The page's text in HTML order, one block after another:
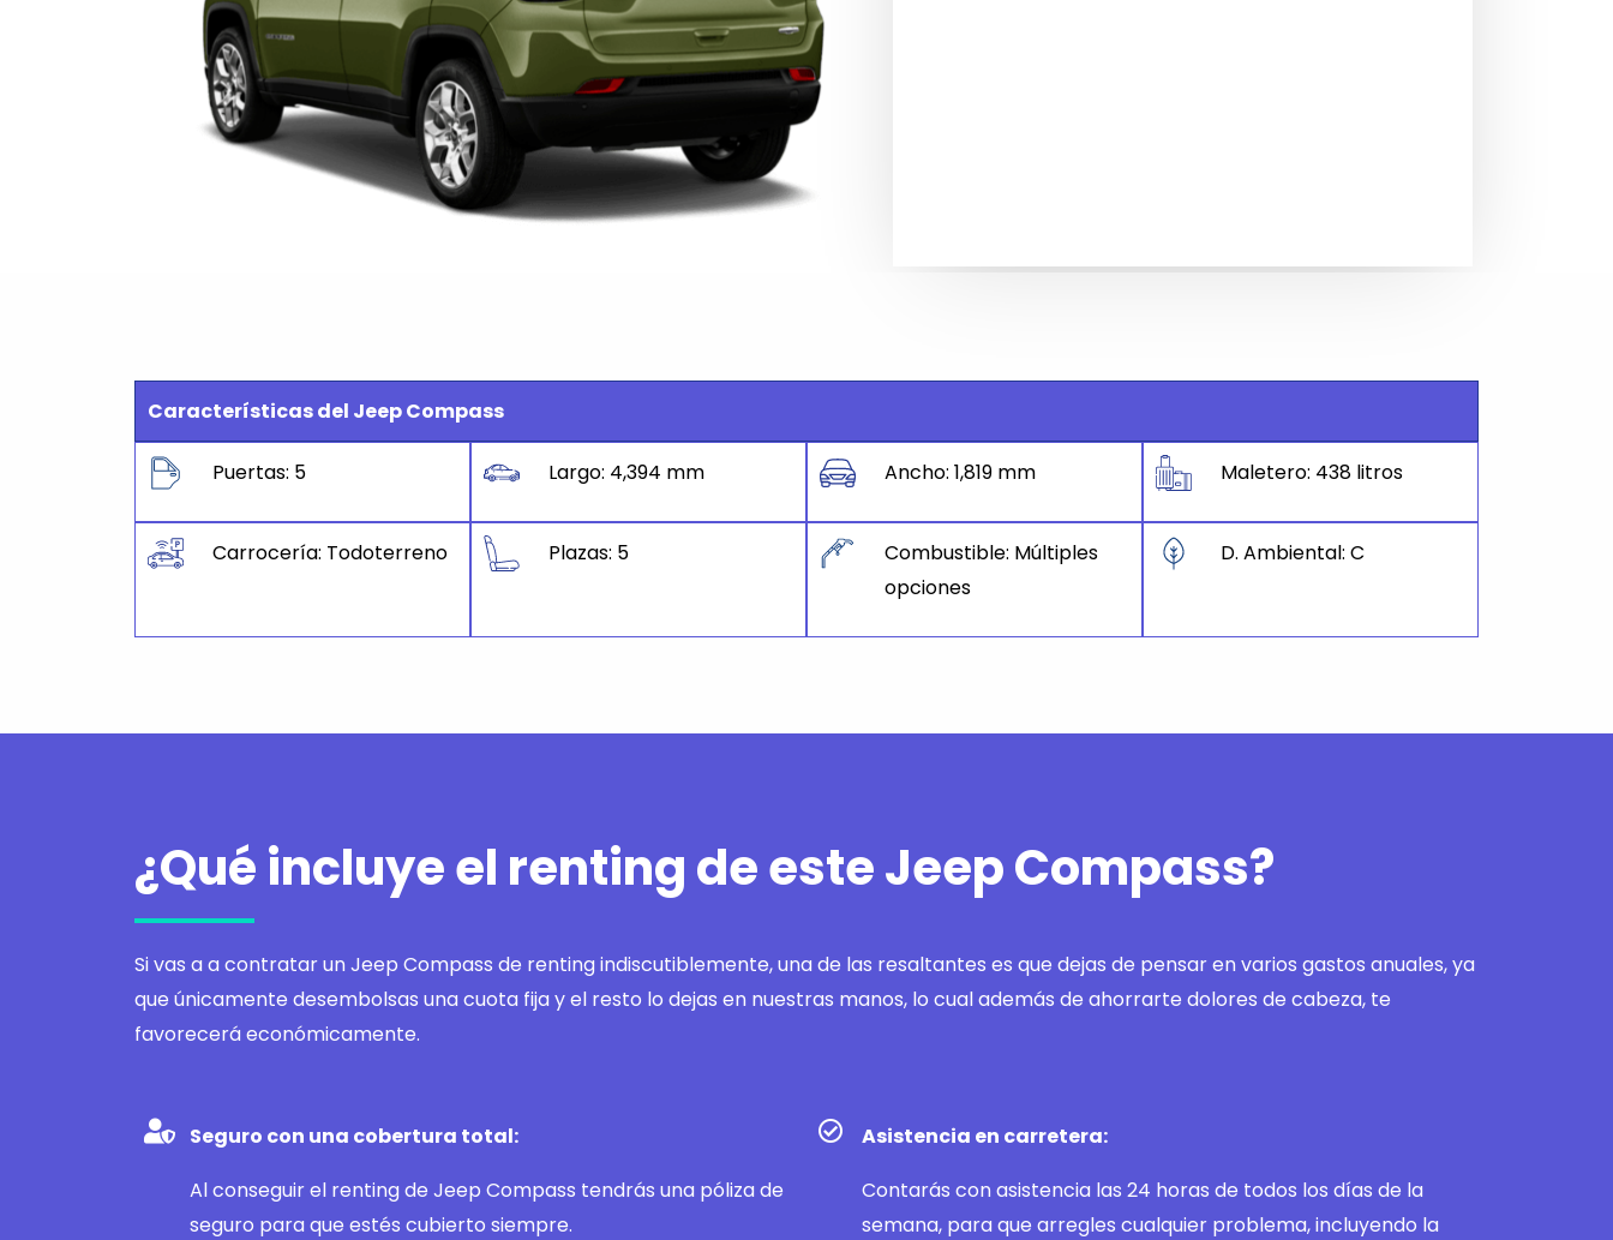
Características del Jeep Compass
Puertas: 5 Largo: 4,394 mm Ancho: 1,819 mm Maletero: 438 litros
Carrocería: Todoterreno Plazas: 5
Combustible: Múltiples
opciones
D. Ambiental: C
¿Qué incluye el renting de este Jeep Compass?
Si vas a a contratar un Jeep Compass de renting indiscutiblemente, una de las resaltantes es que dejas de pensar en varios gastos anuales, ya
que únicamente desembolsas una cuota fija y el resto lo dejas en nuestras manos, lo cual además de ahorrarte dolores de cabeza, te
favorecerá económicamente.
Seguro con una cobertura total:
Al conseguir el renting de Jeep Compass tendrás una póliza de
seguro para que estés cubierto siempre.
Asistencia en carretera:
Contarás con asistencia las 24 horas de todos los días de la
semana, para que arregles cualquier problema, incluyendo la